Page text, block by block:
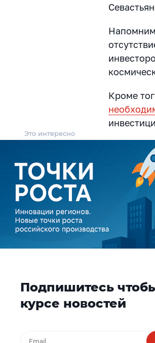
Кроме
Это интересно
Подпишитесь
курсе новостей